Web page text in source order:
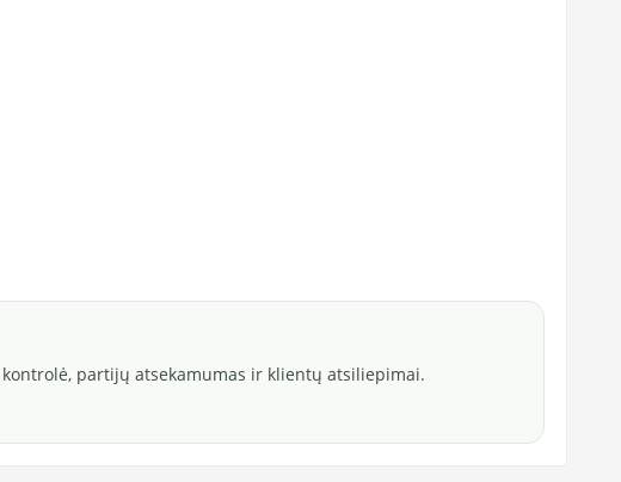
kontrolė, partijų atsekamumas ir klientų atsiliepimai.